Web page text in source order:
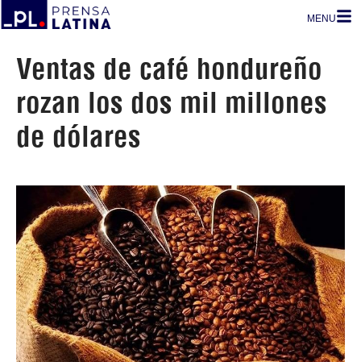
MENU
Ventas de café hondureño
rozan los dos mil millones
de dólares